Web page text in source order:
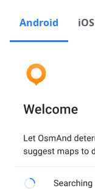
Android iOS